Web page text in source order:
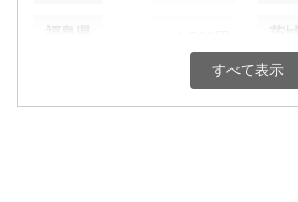
福島県 茨
1,300円 群馬
すべて表示